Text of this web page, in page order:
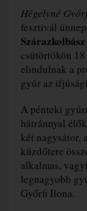
Hégelyné
fesztivál
csütörtökön
elindulnak a
gyúr az
A pénteki
hátránnyal
két nagysátor,
küzdőtere
alkalmas,
legnagyobb
Győrfi Ilona.